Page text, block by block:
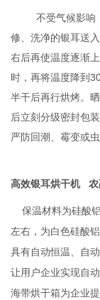
不受气候影响，
修、洗净的银耳送
右后再使温度逐渐
时，再将温度降到
半干后再行烘烤。
后立刻分级密封包
严防回潮、霉变或虫
高效银耳烘干机 农
保温材料为硅酸铝
左右，为白色硅酸
具有自动恒温、自
让用户企业实现自
海带烘干箱为企业